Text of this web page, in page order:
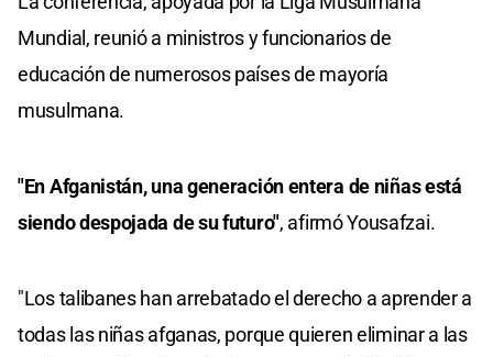
Mundial, reunió a ministros y funcionarios de
educación de numerosos países de mayoría
musulmana.
"En Afganistán, una generación entera de niñas está
siendo despojada de su futuro", afirmó Yousafzai.
"Los talibanes han arrebatado el derecho a aprender a
todas las niñas afganas, porque quieren eliminar a las